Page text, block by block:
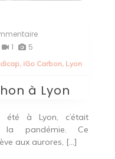
on
marathon
Lyon
1 5
, iGo Carbon, Lyon
à Lyon
été à Lyon, c’était
pandémie. Ce
aux aurores, […]